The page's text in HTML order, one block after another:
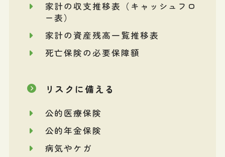
家計の収支推移表（キャッシュフロ
ー表）
家計の資産残高一覧推移表
死亡保険の必要保障額
リスクに備える
公的医療保険
公的年金保険
病気やケガ